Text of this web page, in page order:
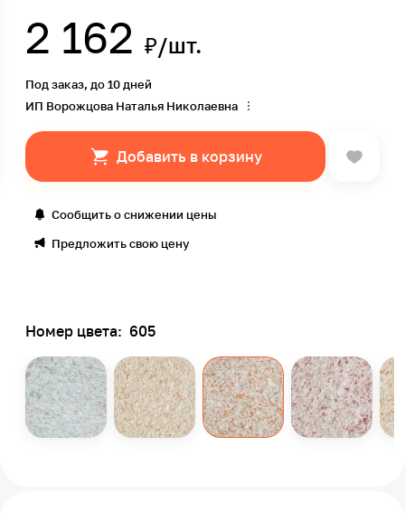
2 162 ₽/шт.
Под заказ, до 10 дней
ИП Ворожцова Наталья Николаевна
Добавить в корзину
Сообщить о снижении цены
Предложить свою цену
Номер цвета: 605